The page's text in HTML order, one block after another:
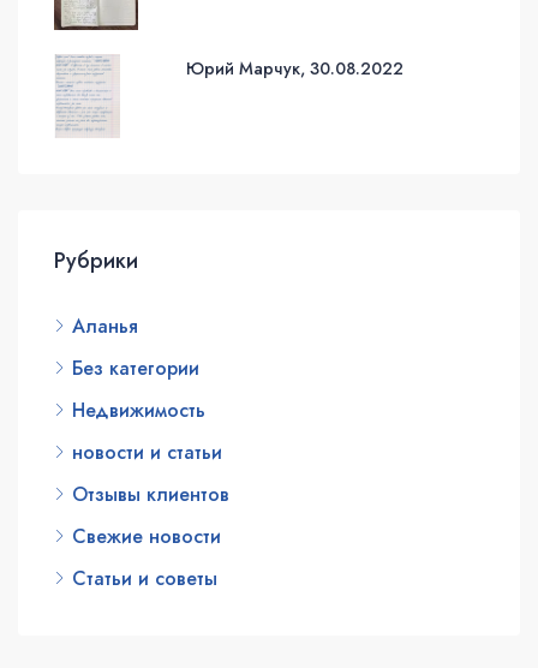
Юрий Марчук, 30.08.2022
Рубрики
Аланья
Без категории
Недвижимость
новости и статьи
Отзывы клиентов
Свежие новости
Статьи и советы